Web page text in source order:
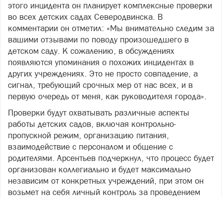
этого инцидента он планирует комплексные проверки
во всех детских садах Северодвинска. В
комментарии он отметил: «Мы внимательно следим за
вашими отзывами по поводу произошедшего в
детском саду. К сожалению, в обсуждениях
появляются упоминания о похожих инцидентах в
других учреждениях. Это не просто совпадение, а
сигнал, требующий срочных мер от нас всех, и в
первую очередь от меня, как руководителя города».
Проверки будут охватывать различные аспекты
работы детских садов, включая контрольно-
пропускной режим, организацию питания,
взаимодействие с персоналом и общение с
родителями. Арсентьев подчеркнул, что процесс будет
организован коллегиально и будет максимально
независим от конкретных учреждений, при этом он
возьмет на себя личный контроль за проведением